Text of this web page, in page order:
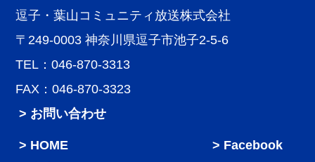
逗子・葉山コミュニティ放送株式会社
〒249-0003 神奈川県逗子市池子2-5-6
TEL：046-870-3313
FAX：046-870-3323
> お問い合わせ
HOME
Facebook